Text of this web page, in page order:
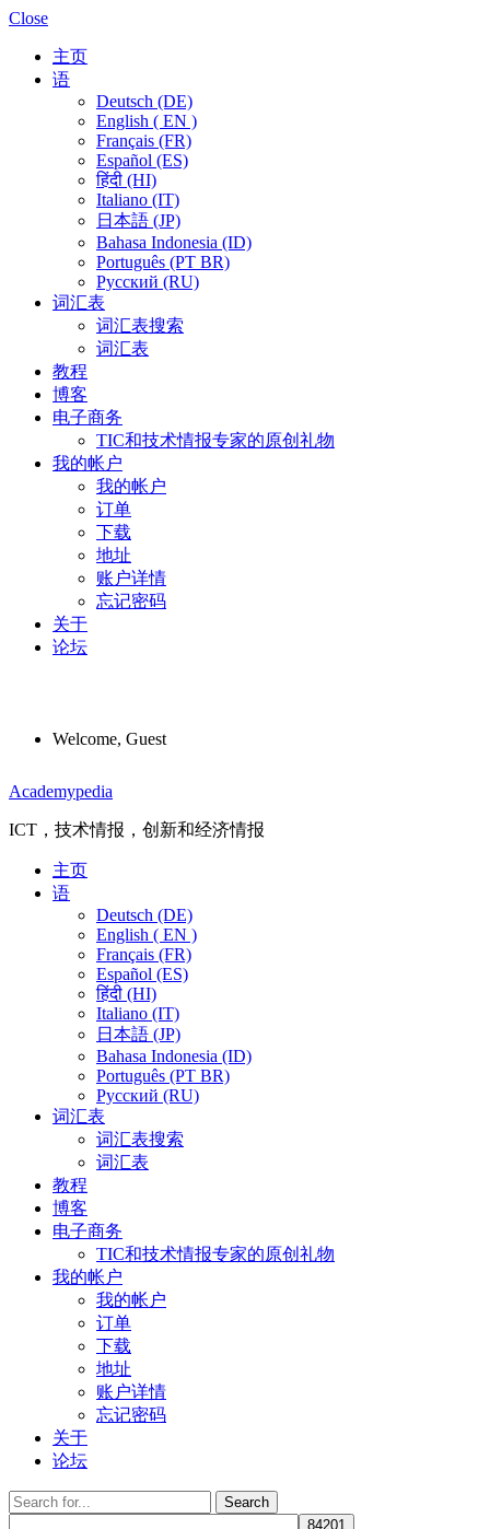
Close
主页
语
Deutsch (DE)
English ( EN )
Français (FR)
Español (ES)
हिंदी (HI)
Italiano (IT)
日本語 (JP)
Bahasa Indonesia (ID)
Português (PT BR)
Pусский (RU)
词汇表
词汇表搜索
词汇表
教程
博客
电子商务
TIC和技术情报专家的原创礼物
我的帐户
我的帐户
订单
下载
地址
账户详情
忘记密码
关于
论坛
Welcome, Guest
Menu
Academypedia
ICT，技术情报，创新和经济情报
主页
语
Deutsch (DE)
English ( EN )
Français (FR)
Español (ES)
हिंदी (HI)
Italiano (IT)
日本語 (JP)
Bahasa Indonesia (ID)
Português (PT BR)
Pусский (RU)
词汇表
词汇表搜索
词汇表
教程
博客
电子商务
TIC和技术情报专家的原创礼物
我的帐户
我的帐户
订单
下载
地址
账户详情
忘记密码
关于
论坛
Search
Search
for: